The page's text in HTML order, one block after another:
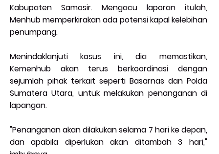
Kabupaten Samosir. Mengacu laporan itulah,
Menhub memperkirakan ada potensi kapal kelebihan
penumpang.
Menindaklanjuti kasus ini, dia memastikan,
Kemenhub akan terus berkoordinasi dengan
sejumlah pihak terkait seperti Basarnas dan Polda
Sumatera Utara, untuk melakukan penanganan di
lapangan.
"Penanganan akan dilakukan selama 7 hari ke depan,
dan apabila diperlukan akan ditambah 3 hari,"